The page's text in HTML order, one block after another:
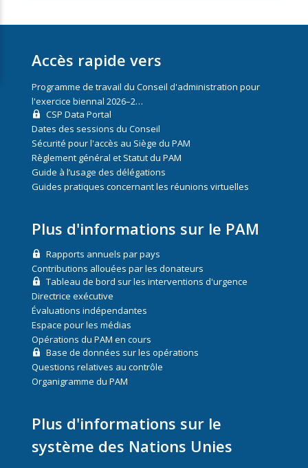
Accès rapide vers
Programme de travail du Conseil d'administration pour
l'exercice biennal 2026–2…
CSP Data Portal
Dates des sessions du Conseil
Sécurité pour l'accès au Siège du PAM
Règlement général et Statut du PAM
Guide à l’usage des délégations
Guides pratiques concernant les réunions virtuelles
Plus d'informations sur le PAM
Rapports annuels par pays
Contributions allouées par les donateurs
Tableau de bord sur les interventions d'urgence
Directrice exécutive
Évaluations indépendantes
Espace pour les médias
Opérations du PAM en cours
Base de données sur les opérations
Questions relatives au contrôle
Organigramme du PAM
Plus d'informations sur le
système des Nations Unies